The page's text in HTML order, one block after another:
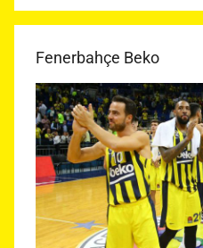
Fenerbahçe Beko